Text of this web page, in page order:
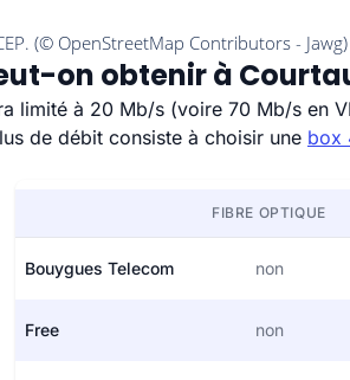
on obtenir à
limité à 20 Mb/s (voire 70 Mb/s en
de débit consiste à choisir une box
FIBRE OPTIQUE
Bouygues Telecom non
Free non